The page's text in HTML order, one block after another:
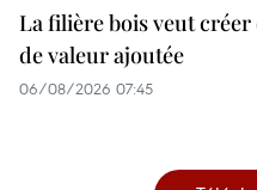
La filière bois veut créer
de valeur ajoutée
06/08/2026 07:45